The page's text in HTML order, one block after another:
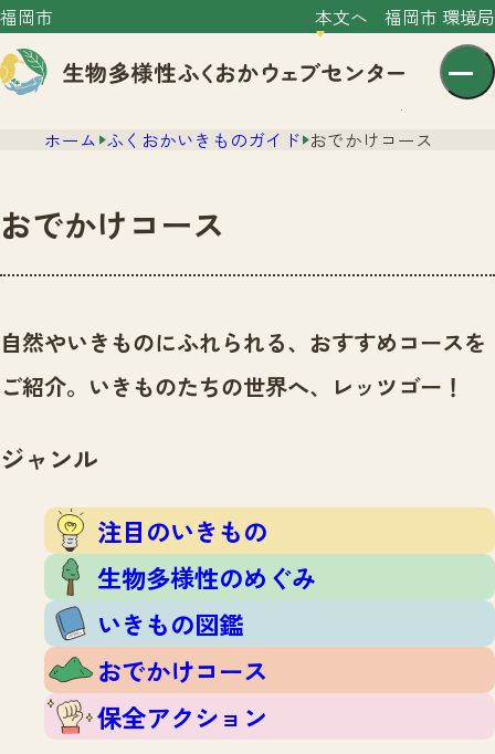
福岡市 本文へ 福岡市 環境局
センター紹介
センター紹介TOP
サイトポリシー
ニュース
いきものガイド
注目のいきもの
生物多様性のめぐみ
いきもの図鑑
おでかけコース
保全アクション
イベント
いきもの調査隊
調査レポート
調査レポートTOP
調査結果
ふくおかいきものマップ
マッチング
マッチングTOP
掲載申し込みフォーム
お問合せ
ホーム ふくおかいきものガイド おでかけコース
おでかけコース
自然やいきものにふれられる、おすすめコースを
ご紹介。いきものたちの世界へ、レッツゴー！
ジャンル
注目のいきもの
生物多様性のめぐみ
いきもの図鑑
おでかけコース
保全アクション